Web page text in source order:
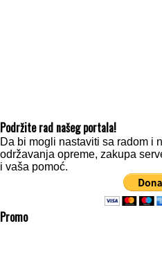
Podržite rad našeg portala!
Da bi mogli nastaviti sa radom i
održavanja opreme, zakupa
i vaša pomoć.
Promo